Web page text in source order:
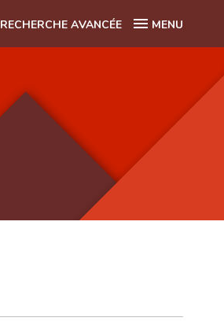
RECHERCHE AVANCÉE MENU